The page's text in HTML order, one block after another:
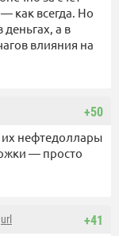
как всегда. Но
деньгах, а в
влияния на
+50
их нефтедоллары
— просто
+41
url